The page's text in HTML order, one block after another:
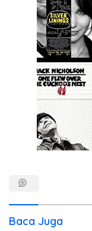
Baca Juga